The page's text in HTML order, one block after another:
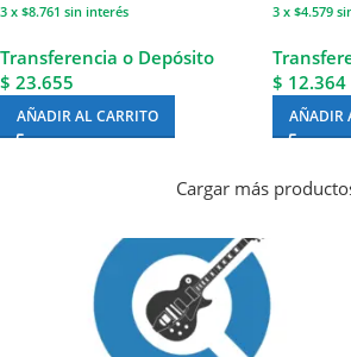
3 x $8.761 sin interés
Transferencia o Depósito
$ 23.655
AÑADIR AL CARRITO
3 x $4.579
$ 12.364
AÑADIR
Cargar más